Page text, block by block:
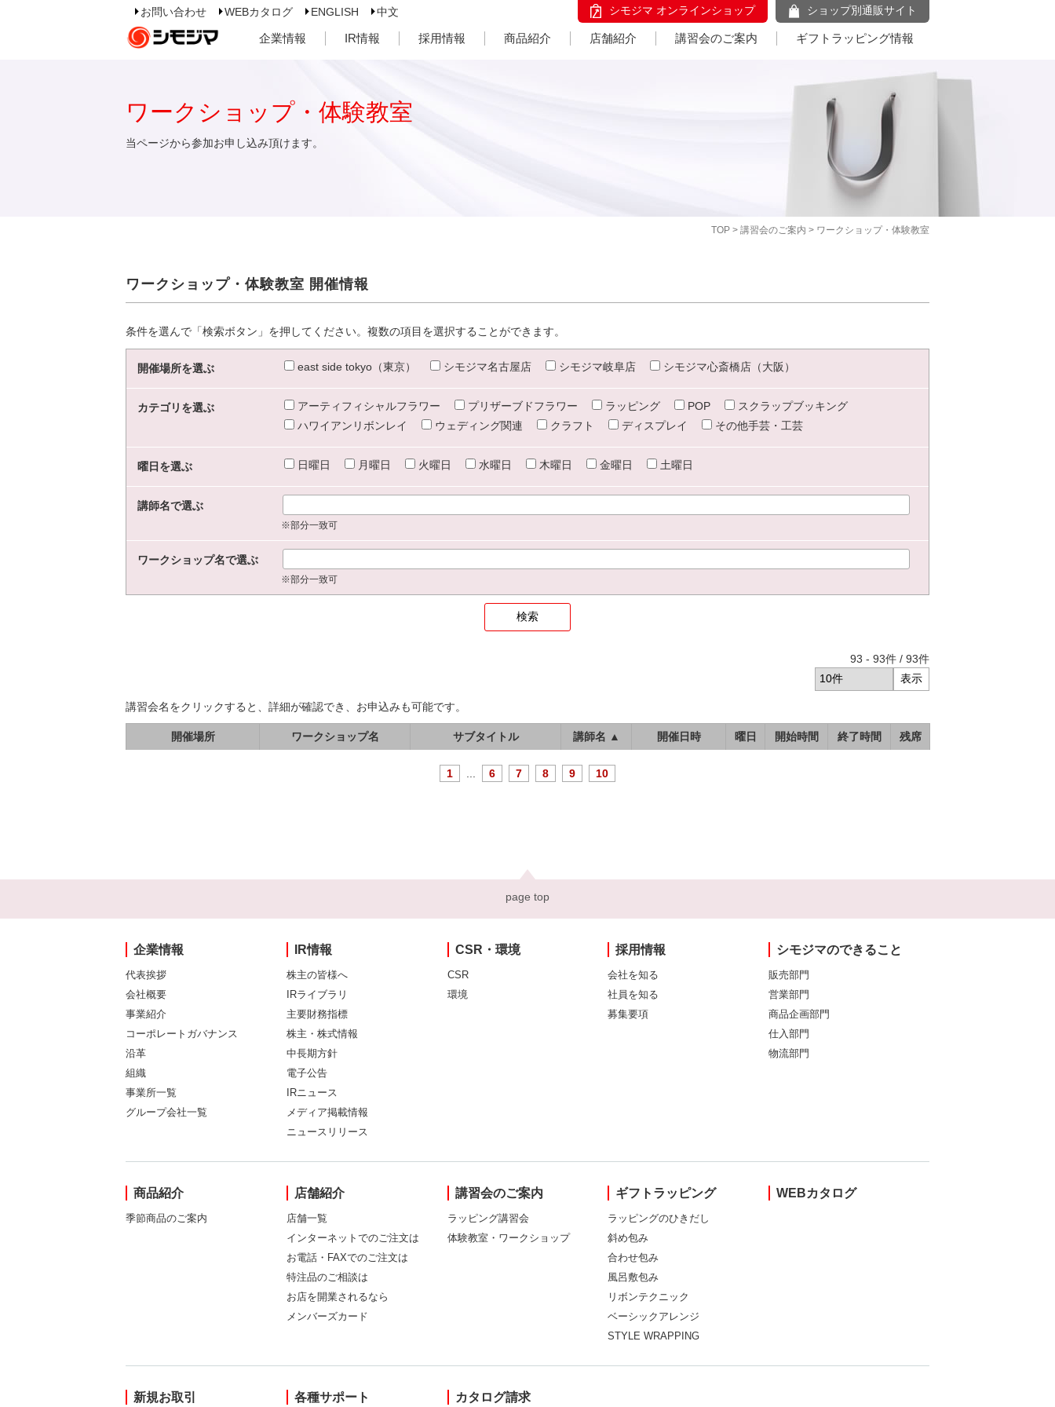
お問い合わせ WEBカタログ ENGLISH 中文 シモジマ オンラインショップ ショップ別通販サイト
企業情報 IR情報 採用情報 商品紹介 店舗紹介 講習会のご案内 ギフトラッピング情報
TOP > 講習会のご案内 > ワークショップ・体験教室
ワークショップ・体験教室
当ページから参加お申し込み頂けます。
ワークショップ・体験教室 開催情報
条件を選んで「検索ボタン」を押してください。複数の項目を選択することができます。
開催場所を選ぶ east side tokyo（東京） シモジマ名古屋店 シモジマ岐阜店 シモジマ心斎橋店（大阪）
カテゴリを選ぶ アーティフィシャルフラワー プリザーブドフラワー ラッピング POP
スクラップブッキング
ハワイアンリボンレイ
ウェディング関連 クラフト ディスプレイ その他手芸・工芸
曜日を選ぶ 日曜日 月曜日 火曜日 水曜日 木曜日 金曜日 土曜日
講師名で選ぶ
※部分一致可
ワークショップ名で選ぶ
※部分一致可
93 - 93件 / 93件
講習会名をクリックすると、詳細が確認でき、お申込みも可能です。
開催場所 ワークショップ名 サブタイトル 講師名 ▲ 開催日時 曜日 開始時間 終了時間 残席
1 6 7 8 9 10
page top
企業情報
代表挨拶
会社概要
事業紹介
コーポレートガバナンス
沿革
組織
事業所一覧
グループ会社一覧
IR情報
株主の皆様へ
IRライブラリ
主要財務指標
株主・株式情報
中長期方針
電子公告
IRニュース
メディア掲載情報
ニュースリリース
CSR・環境
CSR
環境
採用情報
会社を知る
社員を知る
募集要項
シモジマのできること
販売部門
営業部門
商品企画部門
仕入部門
物流部門
商品紹介
季節商品のご案内
店舗紹介
店舗一覧
インターネットでのご注文は
お電話・FAXでのご注文は
特注品のご相談は
お店を開業されるなら
メンバーズカード
講習会のご案内
ラッピング講習会
体験教室・ワークショップ
ギフトラッピング
ラッピングのひきだし
斜め包み
合わせ包み
風呂敷包み
リボンテクニック
ベーシックアレンジ
STYLE WRAPPING
WEBカタログ
新規お取引 各種サポート カタログ請求